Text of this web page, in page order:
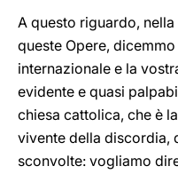
A questo riguardo,
queste Opere,
internazionale e la
evidente e quasi
chiesa cattolica, che è
vivente della discordia,
sconvolte: vogliamo